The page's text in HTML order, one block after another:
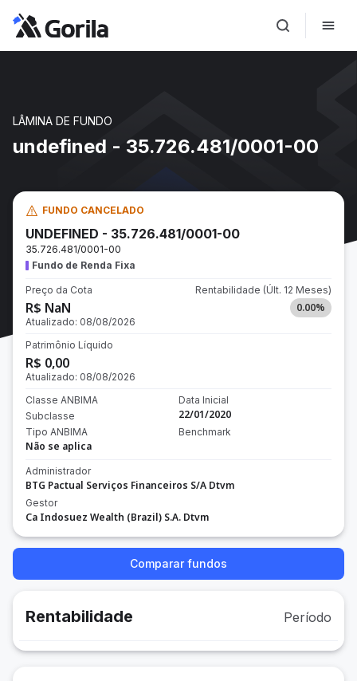
LÂMINA DE FUNDO
undefined - 35.726.481/0001-00
FUNDO CANCELADO
UNDEFINED - 35.726.481/0001-00
35.726.481/0001-00
Fundo de Renda Fixa
Preço da Cota
R$ NaN
Atualizado: 08/08/2026
Rentabilidade (Últ. 12 Meses)
0.00%
Patrimônio Líquido
R$ 0,00
Atualizado: 08/08/2026
Classe ANBIMA
Subclasse
Tipo ANBIMA
Não se aplica
Data Inicial
22/01/2020
Benchmark
Administrador
BTG Pactual Serviços Financeiros S/A Dtvm
Gestor
Ca Indosuez Wealth (Brazil) S.A. Dtvm
Comparar fundos
Rentabilidade Período